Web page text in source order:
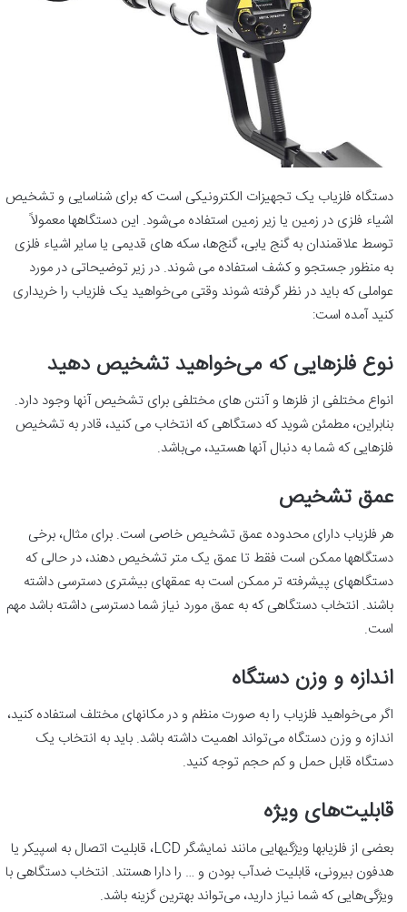
دستگاه فلزیاب یک تجهیزات الکترونیکی است که برای شناسایی و تشخیص
اشیاء فلزی در زمین یا زیر زمین استفاده می‌شود. این دستگاهها معمولاً
توسط علاقمندان به گنج یابی، گنج‌ها، سکه‌ های قدیمی یا سایر اشیاء فلزی
به منظور جستجو و کشف استفاده می‌ شوند. در زیر توضیحاتی در مورد
عواملی که باید در نظر گرفته شوند وقتی می‌خواهید یک فلزیاب را خریداری
کنید آمده است:
نوع فلزهایی که می‌خواهید تشخیص دهید
انواع مختلفی از فلزها و آنتن‌ های مختلفی برای تشخیص آنها وجود دارد.
بنابراین، مطمئن شوید که دستگاهی که انتخاب می‌ کنید، قادر به تشخیص
فلزهایی که شما به دنبال آنها هستید، می‌باشد.
عمق تشخیص
هر فلزیاب دارای محدوده عمق تشخیص خاصی است. برای مثال، برخی
دستگاهها ممکن است فقط تا عمق یک متر تشخیص دهند، در حالی که
دستگاههای پیشرفته‌ تر ممکن است به عمقهای بیشتری دسترسی داشته
باشند. انتخاب دستگاهی که به عمق مورد نیاز شما دسترسی داشته باشد مهم
است.
اندازه و وزن دستگاه
اگر می‌خواهید فلزیاب را به صورت منظم و در مکانهای مختلف استفاده کنید،
اندازه و وزن دستگاه می‌تواند اهمیت داشته باشد. باید به انتخاب یک
دستگاه قابل حمل و کم حجم توجه کنید.
قابلیت‌های ویژه
بعضی از فلزیابها ویژگیهایی مانند نمایشگر LCD، قابلیت اتصال به اسپیکر یا
هدفون بیرونی، قابلیت ضدآب بودن و … را دارا هستند. انتخاب دستگاهی با
ویژگی‌هایی که شما نیاز دارید، می‌تواند بهترین گزینه باشد.